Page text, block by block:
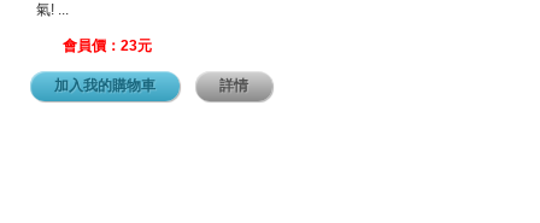
氣! ...
會員價：23元
加入我的購物車 詳情